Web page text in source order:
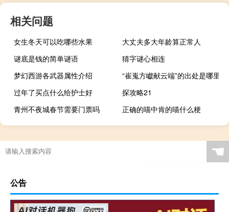
相关问题
女生冬天可以吃哪些水果
大丈夫多大年龄算正常人
谜底是钱的简单谜语
猜字谜心相连
梦幻西游各武器属性介绍
“崔嵬方巘献云端”的出处是哪里
过年了买点什么给护士好
探攻略21
青州不夜城春节需要门票吗
正确的喵中肯的喵什么梗
☚
公告